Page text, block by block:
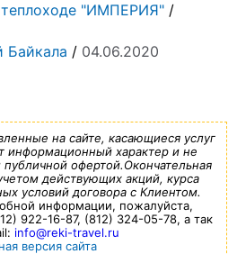
теплоходе "ИМПЕРИЯ" /
Байкала / 04.06.2020
на сайте, касающиеся услуг
информационный характер и не
офертой.Окончательная
действующих акций, курса
условий договора с Клиентом.
информации, пожалуйста,
922-16-87, (812) 324-05-78, а так
info@reki-travel.ru
версия сайта